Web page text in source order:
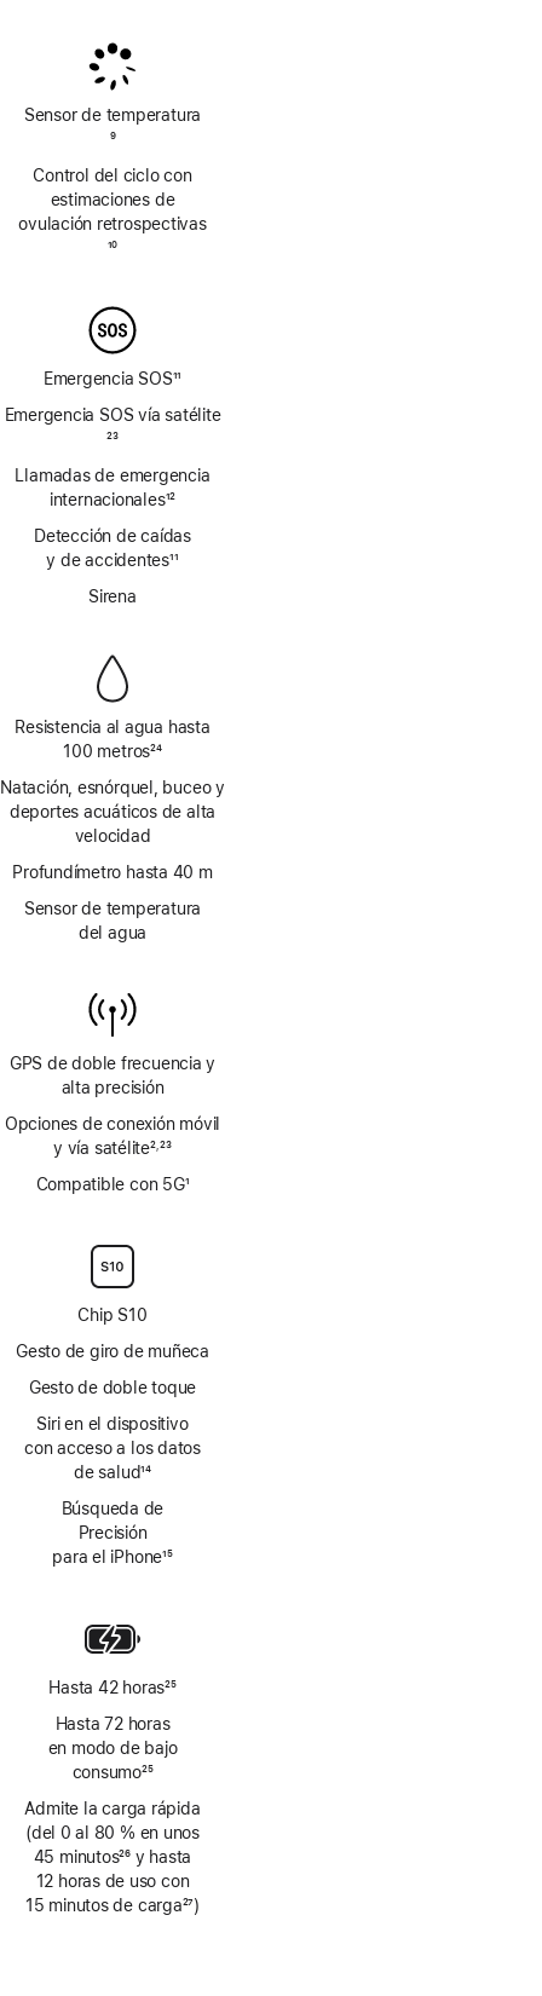
página
página
Sensor de temperatura
pie
página
9
Control del ciclo con
estimaciones de
ovulación retrospectivas
10
Emergencia SOS
a
de
página
11
Emergencia SOS vía satélite
pie
página
23
Llamadas de emergencia
internacionales12
Detección de caídas
y de accidentes11
Sirena
Resistencia al agua hasta
100 metros
a
pie
página
24
Natación, esnórquel, buceo y
deportes acuáticos de alta
velocidad
Profundímetro hasta 40 m
Sensor de temperatura
del agua
GPS de doble frecuencia y
alta precisión
Opciones de conexión móvil
y vía satélite2,23
Compatible con 5G
página
1
Chip S10
Gesto de giro de muñeca
Gesto de doble toque
Siri en el dispositivo
con acceso a los datos
de salud14
Búsqueda de
Precisión
para el iPhone
página
15
Hasta 42 horas
a
pie
página
25
Hasta 72 horas
en modo de bajo
consumo
a
pie
de
página
25
Admite la carga rápida
(del 0 al 80 % en unos
45 minutos
Nota
26 y hasta
12 horas de uso con
15 minutos de carga27)